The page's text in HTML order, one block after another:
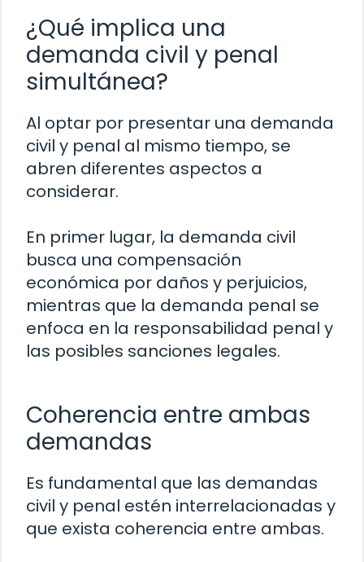
¿Qué implica una
demanda civil y penal
simultánea?
Al optar por presentar una demanda
civil y penal al mismo tiempo, se
abren diferentes aspectos a
considerar.
En primer lugar, la demanda civil
busca una compensación
económica por daños y perjuicios,
mientras que la demanda penal se
enfoca en la responsabilidad penal y
las posibles sanciones legales.
Coherencia entre ambas
demandas
Es fundamental que las demandas
civil y penal estén interrelacionadas y
que exista coherencia entre ambas.